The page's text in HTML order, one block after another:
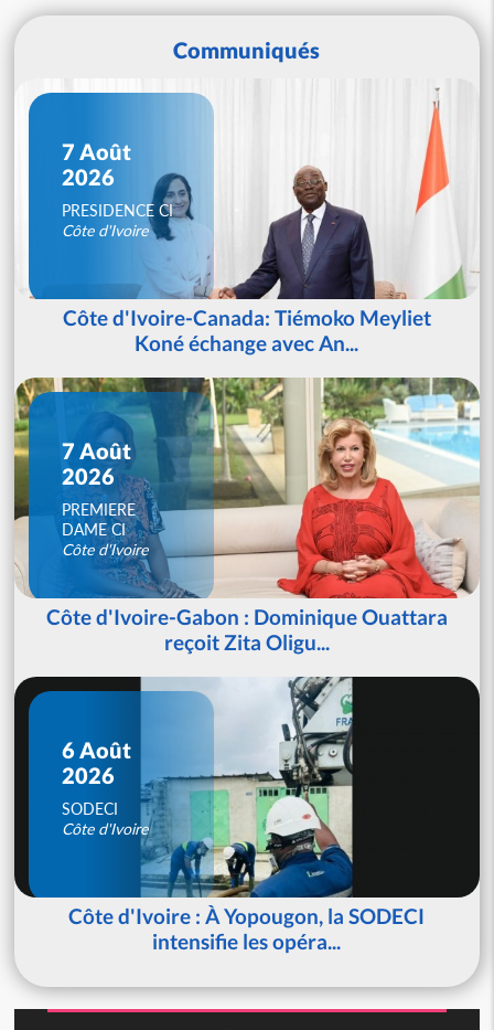
Communiqués
7 Août
2026
PRESIDENCE CI
Côte d'Ivoire
Côte d'Ivoire-Canada: Tiémoko Meyliet
Koné échange avec An...
7 Août
2026
PREMIERE
DAME CI
Côte d'Ivoire
Côte d'Ivoire-Gabon : Dominique Ouattara
reçoit Zita Oligu...
6 Août
2026
SODECI
Côte d'Ivoire
Côte d'Ivoire : À Yopougon, la SODECI
intensifie les opéra...